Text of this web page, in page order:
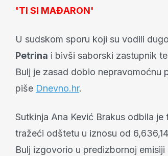
'TI SI MAĐARON'
U sudskom sporu koji su vodili
Petrina i bivši saborski zastupnik
Bulj je zasad dobio nepravomoćnu
piše Dnevno.hr.
Sutkinja Ana Kević Brakus odbila
tražeći odštetu u iznosu od
Bulj izgovorio u predizbornoj